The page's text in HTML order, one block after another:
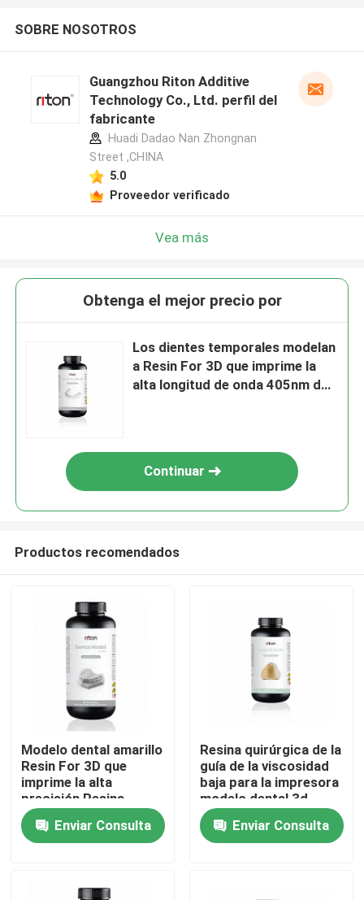
Inicio
Sobre nosotros
Contactos
SOBRE NOSOTROS
Guangzhou Riton Additive
Technology Co., Ltd. perfil del
fabricante
Huadi Dadao Nan Zhongnan
Street ,CHINA
5.0
Proveedor verificado
Vea más
Obtenga el mejor precio por
Los dientes temporales modelan
a Resin For 3D que imprime la
alta longitud de onda 405nm de
Continuar
Productos recomendados
Modelo dental amarillo
Resin For 3D que
imprime la alta
precisión Resina
biocompatible
Enviar Consulta
Resina quirúrgica de la
guía de la viscosidad
baja para la impresora
modelo dental 3d
Enviar Consulta